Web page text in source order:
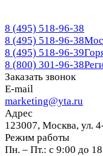
8 (495) 518-96-38
8 (495) 518-96-38
8 (495) 518-96-39
8 (800) 301-96-38
Заказать звонок
E-mail
marketing@yta.ru
Адрес
123007, Москва, ул.
Режим работы
Пн. – Пт.: с 9:00 до